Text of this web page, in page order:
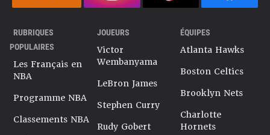
RUBRIQUES
POPULAIRES
Les Français en
NBA
Programme NBA
Classements NBA
JOUEURS
Victor
Wembanyama
LeBron James
Stephen Curry
Rudy Gobert
ÉQUIPES
Atlanta Hawks
Boston Celtics
Brooklyn Nets
Charlotte
Hornets